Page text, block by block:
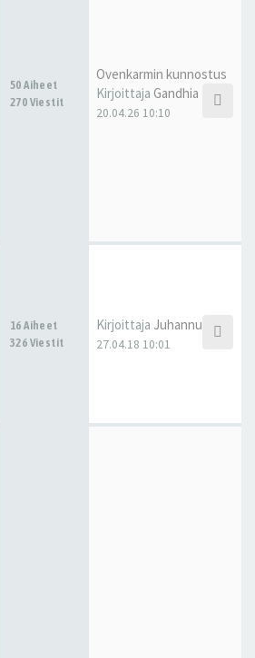
50 Aiheet
270 Viestit
Ovenkarmin kunnostus
Kirjoittaja Gandhia
20.04.26 10:10
16 Aiheet
326 Viestit
Kirjoittaja Juhannus
27.04.18 10:01